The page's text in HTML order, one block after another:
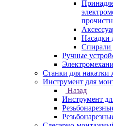
Насадки
Спирали
Ручные
Станки для накатки
Инструмент для
Назад
Инструмент